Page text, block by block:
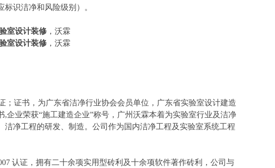
识洁净和风险级别）。
室设计装修 ，沃霖
室设计装修 ，沃霖
证书，为广东省洁净行业协会会员单位，广东省实验室设计建造
业荣获“施工建造企业”称号，广州沃霖本着为实验室行业及洁净
净工程的研发、制造。公司作为国内洁净工程及实验室系统工程
认证，拥有二十余项实用型砖利及十余项软件著作砖利，公司与